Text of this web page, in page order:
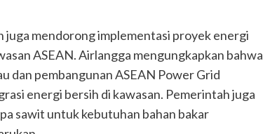
juga mendorong implementasi proyek energi
ASEAN. Airlangga mengungkapkan bahwa
dan pembangunan ASEAN Power Grid
energi bersih di kawasan. Pemerintah juga
sawit untuk kebutuhan bahan bakar